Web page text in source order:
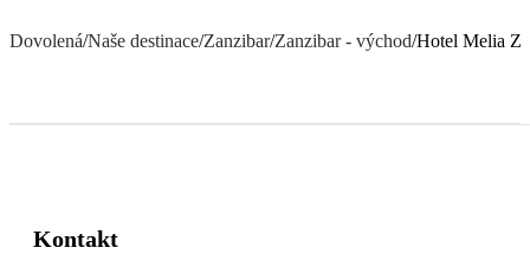
Dovolená/Naše destinace/Zanzibar/Zanzibar - východ/Hotel Melia
Kontakt